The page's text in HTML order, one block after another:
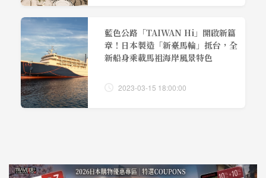
藍色公路「TAIWAN Hi」開啟新篇
章！日本製造「新臺馬輪」抵台，全
新船身乘載馬祖海岸風景特色
2023-03-15 18:00:00